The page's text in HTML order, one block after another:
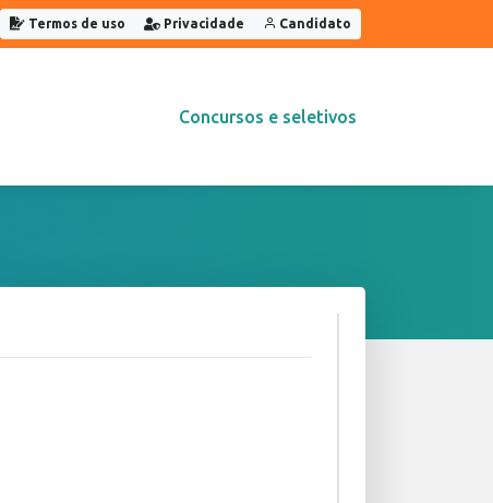
Termos de uso Privacidade Candidato
Concursos e seletivos